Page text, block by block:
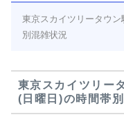
東京スカイツリータウ
別混雑状況
東京スカイツリー
(日曜日)の時間帯